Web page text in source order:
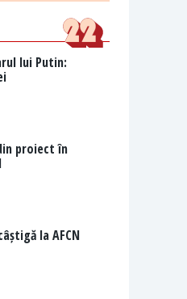
lui Putin:
proiect în
la AFCN